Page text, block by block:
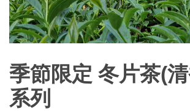
季節限定 冬片茶(
系列